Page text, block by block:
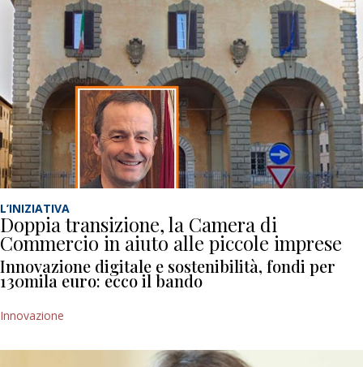
L’INIZIATIVA
Doppia transizione, la Camera di
Commercio in aiuto alle piccole imprese
Innovazione digitale e sostenibilità, fondi per
130mila euro: ecco il bando
Innovazione